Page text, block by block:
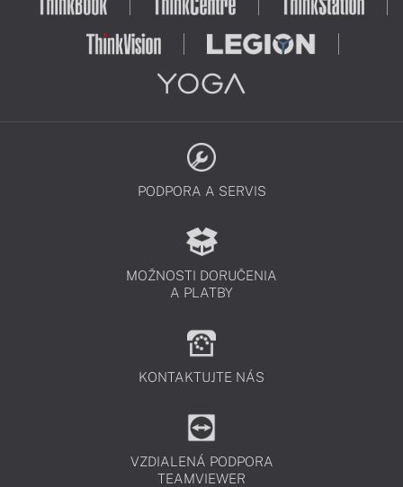
PODPORA A SERVIS
MOŽNOSTI DORUČENIA
A PLATBY
KONTAKTUJTE NÁS
VZDIALENÁ PODPORA
TEAMVIEWER